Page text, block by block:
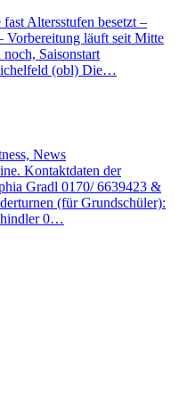
Altersstufen besetzt –
Vorbereitung läuft seit Mitte
Saisonstart
(obl) Die…
News
Kontaktdaten der
Gradl 0170/ 6639423 &
(für Grundschüler):
0…